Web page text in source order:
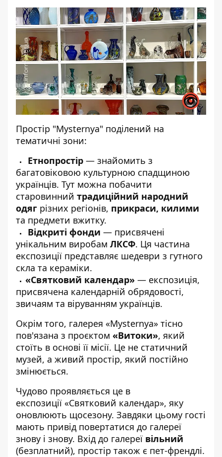
Простір "Mysternya" поділений на
тематичні зони:
Етнопростір — знайомить з
багатовіковою культурною спадщиною
українців. Тут можна побачити
старовинний традиційний народний
одяг різних регіонів, прикраси, килими
та предмети вжитку.
Відкриті фонди — присвячені
унікальним виробам ЛКСФ. Ця частина
експозиції представляє шедеври з гутного
скла та кераміки.
«Святковий календар» — експозиція,
присвячена календарній обрядовості,
звичаям та віруванням українців.
Окрім того, галерея «Mysternya» тісно
пов'язана з проєктом «Витоки», який
стоїть в основі її місії. Це не статичний
музей, а живий простір, який постійно
змінюється.
Чудово проявляється це в
експозиції «Святковий календар», яку
оновлюють щосезону. Завдяки цьому гості
мають привід повертатися до галереї
знову і знову. Вхід до галереї вільний
(безплатний), простір також є пет-френдлі.